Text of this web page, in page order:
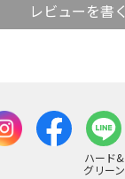
レビューを書く
ハード&
グリーン